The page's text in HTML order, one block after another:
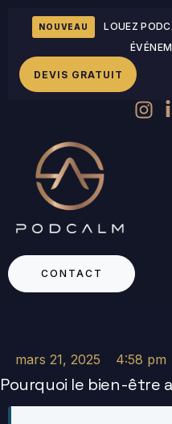
NOUVEAU
LOUEZ
DEVIS GRATUIT
CONTACT
mars 21, 2025 4:58 pm
Pourquoi le bien-être